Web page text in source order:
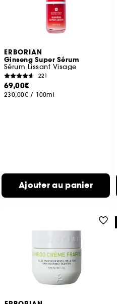
ERBORIAN
Ginseng Super Sérum
Sérum Lissant Visage
221
69,00€
230,00€ / 100ml
Ajouter au panier